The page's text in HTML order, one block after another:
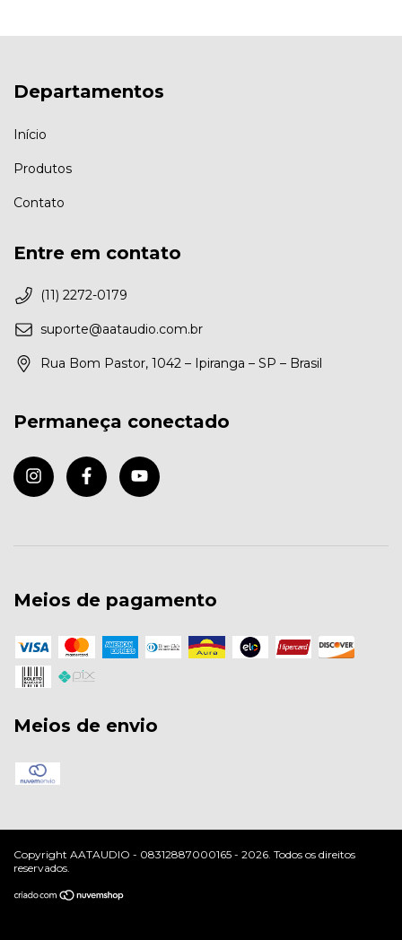
Departamentos
Início
Produtos
Contato
Entre em contato
(11) 2272-0179
suporte@aataudio.com.br
Rua Bom Pastor, 1042 – Ipiranga – SP – Brasil
Permaneça conectado
Meios de pagamento
Meios de envio
Copyright AATAUDIO - 08312887000165 - 2026. Todos os direitos
reservados.